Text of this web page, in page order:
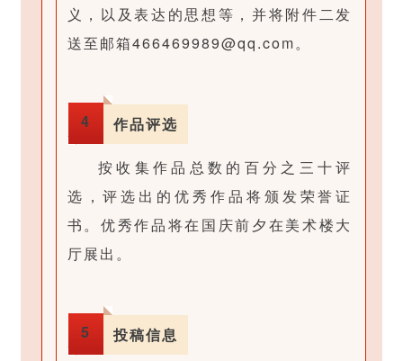
图
以
及
用
完
图
和
文
义，以及表达的思想等，并将附件二发
送至邮箱466469989@qq.com。
4 作品评选
按收集作品总数的百分之三十评
选，评选出的优秀作品将颁发荣誉证
书。优秀作品将在国庆前夕在美术楼大
厅展出。
5 投稿信息